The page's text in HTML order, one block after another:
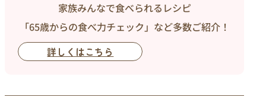
家族みんなで食べられるレシピ
「65歳からの食べ力チェック」など多数ご紹介！
詳しくはこちら